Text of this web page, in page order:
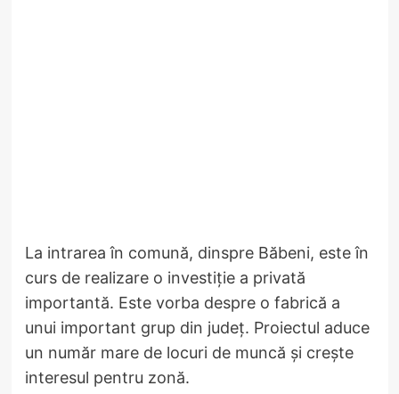
La intrarea în comună, dinspre Băbeni, este în
curs de realizare o investiție a privată
importantă. Este vorba despre o fabrică a
unui important grup din județ. Proiectul aduce
un număr mare de locuri de muncă și crește
interesul pentru zonă.